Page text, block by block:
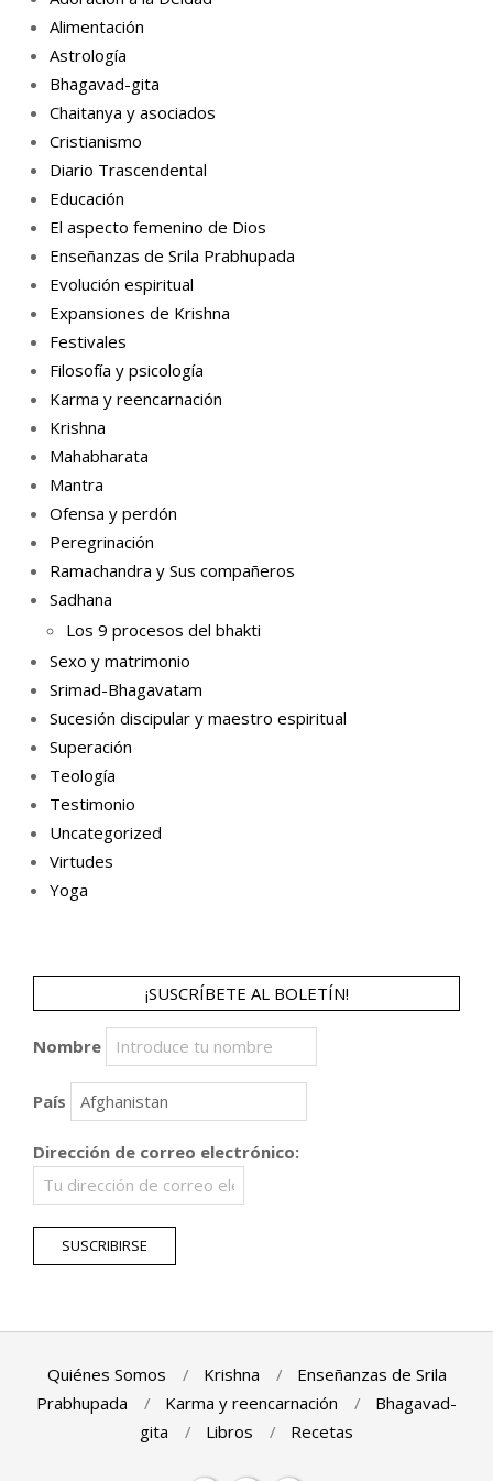
Alimentación
Astrología
Bhagavad-gita
Chaitanya y asociados
Cristianismo
Diario Trascendental
Educación
El aspecto femenino de Dios
Enseñanzas de Srila Prabhupada
Evolución espiritual
Expansiones de Krishna
Festivales
Filosofía y psicología
Karma y reencarnación
Krishna
Mahabharata
Mantra
Ofensa y perdón
Peregrinación
Ramachandra y Sus compañeros
Sadhana
Los 9 procesos del bhakti
Sexo y matrimonio
Srimad-Bhagavatam
Sucesión discipular y maestro espiritual
Superación
Teología
Testimonio
Uncategorized
Virtudes
Yoga
¡SUSCRÍBETE AL BOLETÍN!
Nombre
País
Dirección de correo electrónico:
Quiénes Somos Krishna
Enseñanzas de Srila
Prabhupada
Karma y reencarnación
Bhagavad-
gita
Libros Recetas